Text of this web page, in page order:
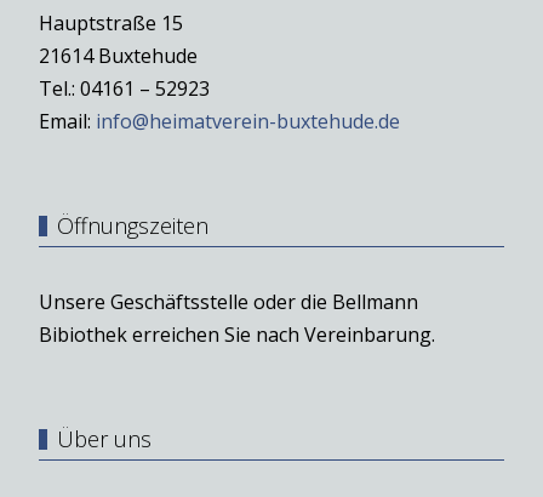
Hauptstraße 15
21614 Buxtehude
Tel.: 04161 – 52923
Email: info@heimatverein-buxtehude.de
Öffnungszeiten
Unsere Geschäftsstelle oder die Bellmann
Bibiothek erreichen Sie nach Vereinbarung.
Über uns